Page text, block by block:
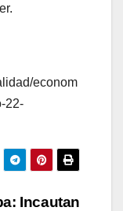
econom
22-
Incautan